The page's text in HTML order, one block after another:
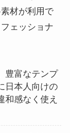
材が利用で
ェッショナ
豊富なテンプ
日本人向けの
和感なく使え